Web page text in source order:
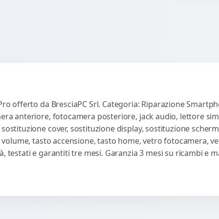
offerto da BresciaPC Srl. Categoria: Riparazione
anteriore, fotocamera posteriore, jack audio, lettore
cover, sostituzione display, sostituzione
tasto accensione, tasto home, vetro fotocamera,
testati e garantiti tre mesi. Garanzia 3 mesi su ricambi e